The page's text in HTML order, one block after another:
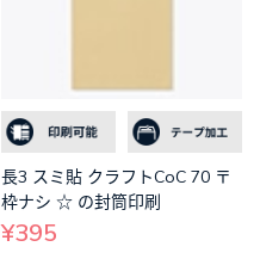
長3 スミ貼 クラフトCoC 70 〒
枠ナシ ☆ の封筒印刷
¥395